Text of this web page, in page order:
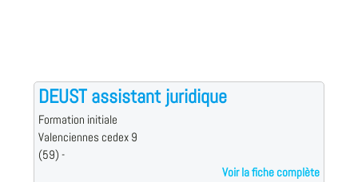
DEUST assistant juridique
Formation initiale
Valenciennes cedex 9
(59) -
Voir la fiche complète